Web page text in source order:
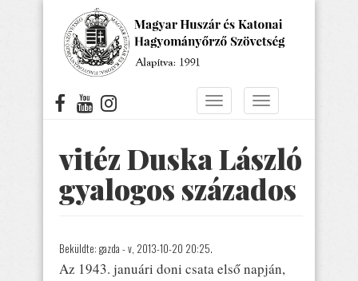
Navigáció
Navigáció
vitéz Duska László
gyalogos százados
Beküldte: gazda - v, 2013-10-20 20:25.
Az 1943. januári doni csata első napján,